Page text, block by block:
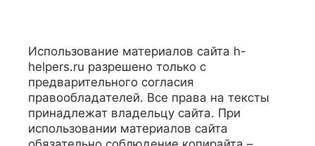
Использование материалов сайта h-
helpers.ru разрешено только с
предварительного согласия
правообладателей. Все права на тексты
принадлежат владельцу сайта. При
использовании материалов сайта